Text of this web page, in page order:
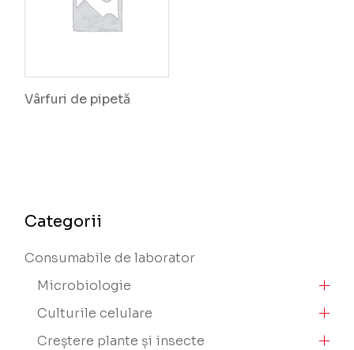
Vârfuri de pipetă
Categorii
Consumabile de laborator
Microbiologie
Culturile celulare
Creștere plante și insecte